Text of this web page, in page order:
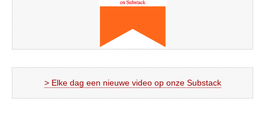
> Elke dag een nieuwe video op onze Substack